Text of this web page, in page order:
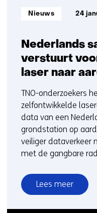
Nederlands
verstuurt
laser naar
Informatietype:
Nieuws 24
TNO-onderzoekers
zelfontwikkelde
data van een
grondstation op
veiliger dataverkeer
met de gangbare
Lees meer
over
Nederlands